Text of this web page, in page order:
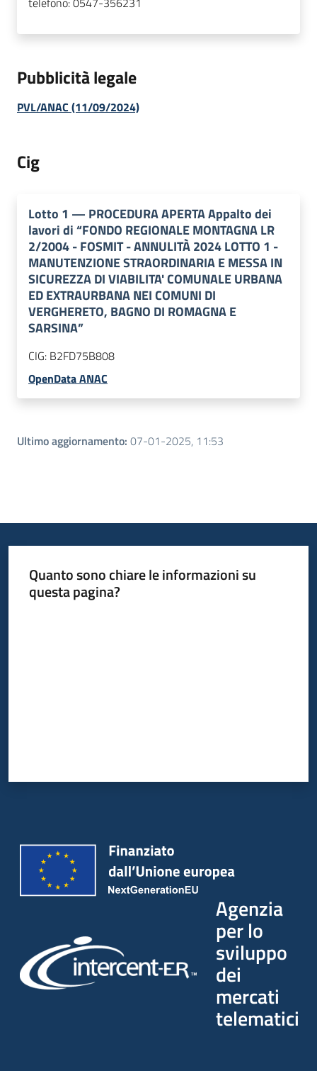
Pubblicità legale
PVL/ANAC (11/09/2024)
Cig
Lotto 1 — PROCEDURA APERTA Appalto dei
lavori di “FONDO REGIONALE MONTAGNA LR
2/2004 - FOSMIT - ANNULITÀ 2024 LOTTO 1 -
MANUTENZIONE STRAORDINARIA E MESSA IN
SICUREZZA DI VIABILITA' COMUNALE URBANA
ED EXTRAURBANA NEI COMUNI DI
VERGHERETO, BAGNO DI ROMAGNA E
SARSINA”
CIG: B2FD75B808
OpenData ANAC
Ultimo aggiornamento: 07-01-2025, 11:53
Quanto sono chiare le informazioni su
questa pagina?
Agenzia
per lo
sviluppo
dei
mercati
telematici